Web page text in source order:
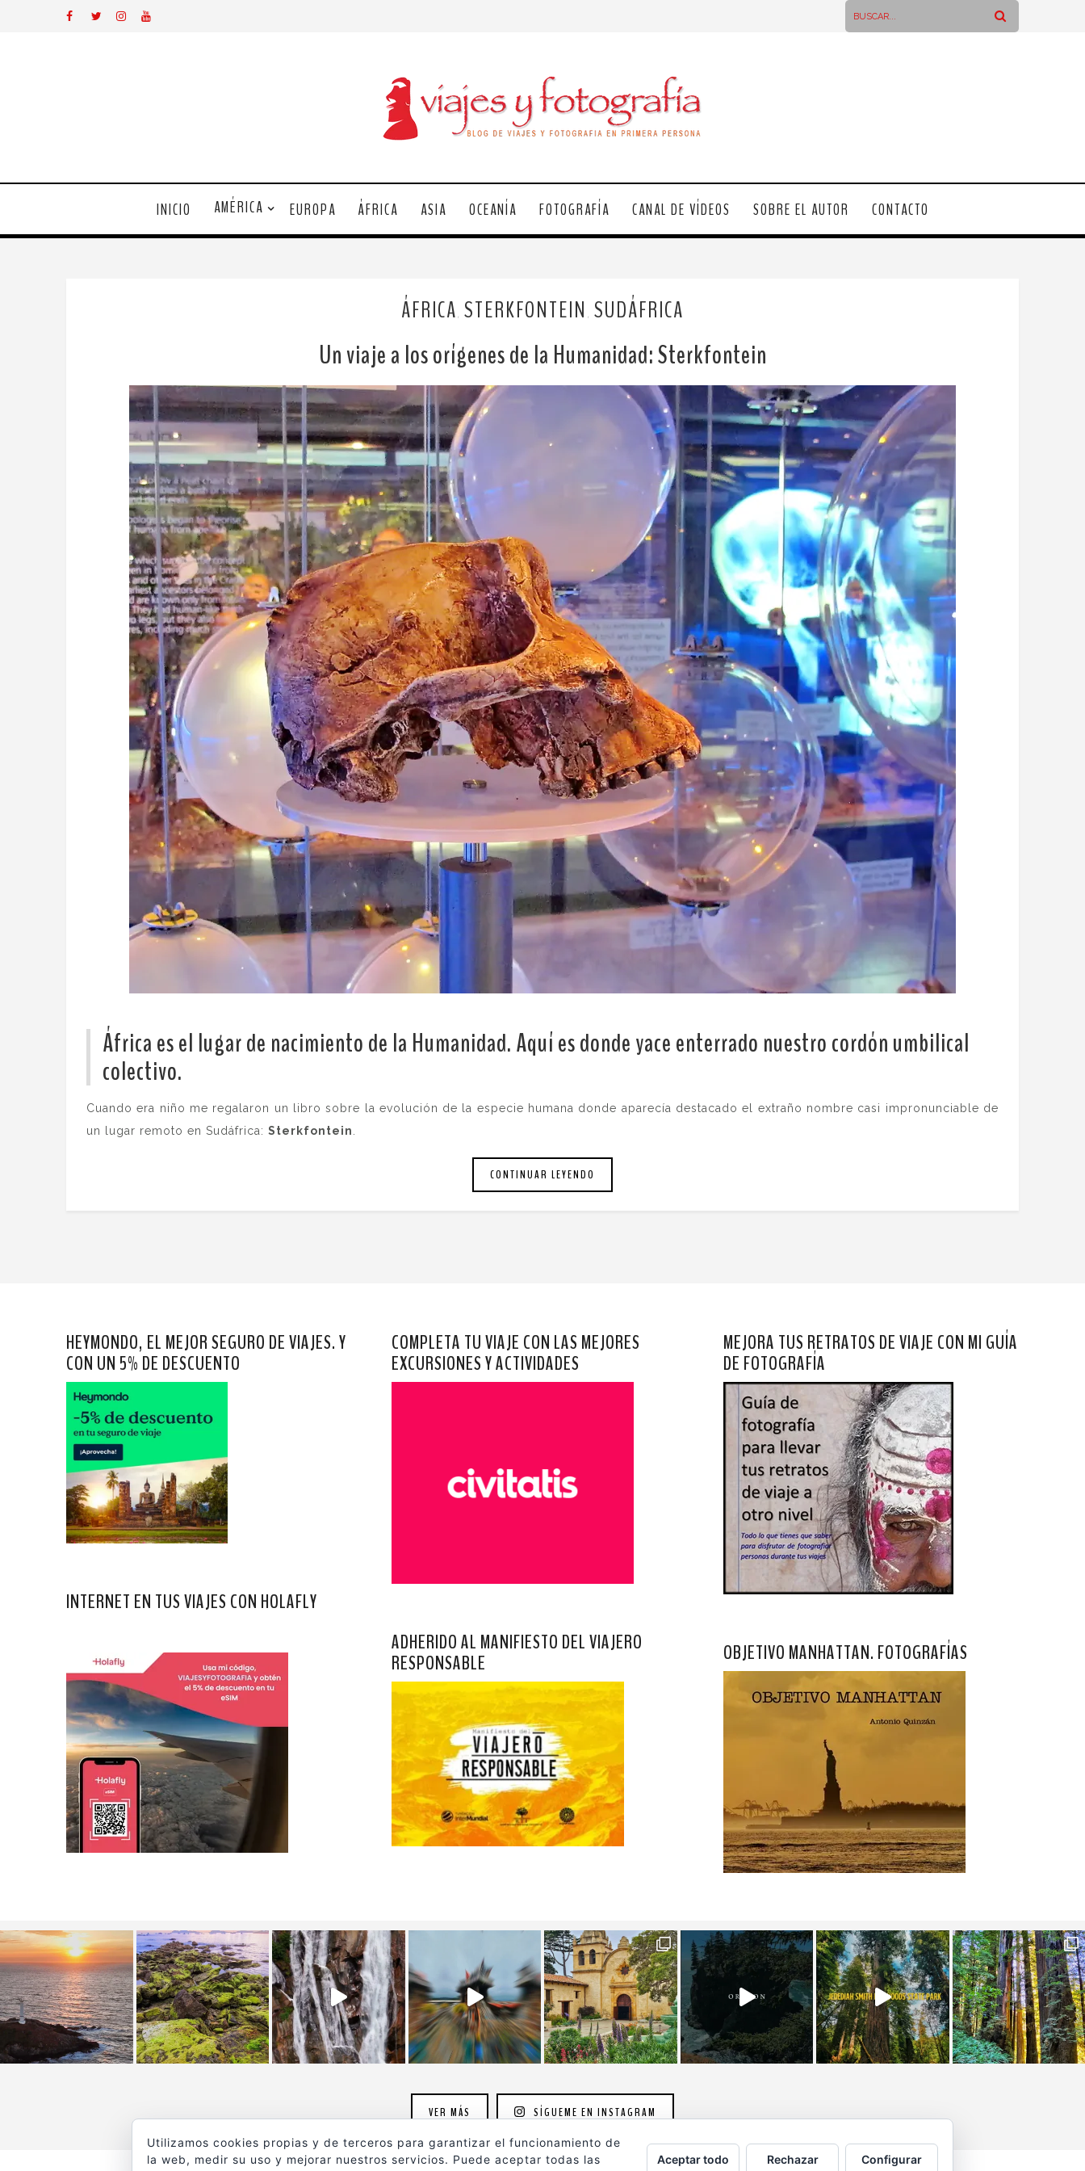
INICIO AMÉRICA EUROPA ÁFRICA ASIA OCEANÍA FOTOGRAFÍA CANAL DE VÍDEOS SOBRE EL AUTOR CONTACTO
ÁFRICA STERKFONTEIN SUDÁFRICA
Un viaje a los orígenes de la Humanidad: Sterkfontein
África es el lugar de nacimiento de la Humanidad. Aquí es donde yace enterrado nuestro cordón umbilical
colectivo.
Cuando era niño me regalaron un libro sobre la evolución de la especie humana donde aparecía destacado el extraño nombre casi impronunciable de
un lugar remoto en Sudáfrica: Sterkfontein
CONTINUAR LEYENDO
HEYMONDO, EL MEJOR SEGURO DE VIAJES. Y
CON UN 5% DE DESCUENTO
INTERNET EN TUS VIAJES CON HOLAFLY
COMPLETA TU VIAJE CON LAS MEJORES
EXCURSIONES Y ACTIVIDADES
ADHERIDO AL MANIFIESTO DEL VIAJERO
RESPONSABLE
MEJORA TUS RETRATOS DE VIAJE CON MI GUÍA
DE FOTOGRAFÍA
OBJETIVO MANHATTAN. FOTOGRAFÍAS
VER MÁS SÍGUEME EN INSTAGRAM
Utilizamos cookies propias y de terceros para garantizar el funcionamiento de
la web, medir su uso y mejorar nuestros servicios. Puede aceptar todas las
Aceptar todo Rechazar Configurar